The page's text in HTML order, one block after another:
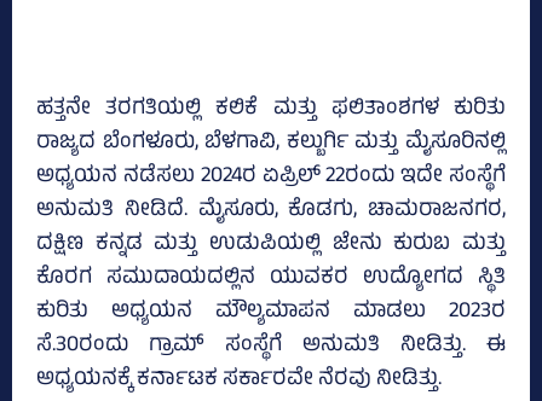
ಹತ್ತನೇ ತರಗತಿಯಲ್ಲಿ ಕಲಿಕೆ ಮತ್ತು ಫಲಿತಾಂಶಗಳ ಕುರಿತು
ರಾಜ್ಯದ ಬೆಂಗಳೂರು, ಬೆಳಗಾವಿ, ಕಲ್ಬುರ್ಗಿ ಮತ್ತು ಮೈಸೂರಿನಲ್ಲಿ
ಅಧ್ಯಯನ ನಡೆಸಲು 2024ರ ಏಪ್ರಿಲ್‌ 22ರಂದು ಇದೇ ಸಂಸ್ಥೆಗೆ
ಅನುಮತಿ ನೀಡಿದೆ. ಮೈಸೂರು, ಕೊಡಗು, ಚಾಮರಾಜನಗರ,
ದಕ್ಷಿಣ ಕನ್ನಡ ಮತ್ತು ಉಡುಪಿಯಲ್ಲಿ ಜೇನು ಕುರುಬ ಮತ್ತು
ಕೊರಗ ಸಮುದಾಯದಲ್ಲಿನ ಯುವಕರ ಉದ್ಯೋಗದ ಸ್ಥಿತಿ
ಕುರಿತು ಅಧ್ಯಯನ ಮೌಲ್ಯಮಾಪನ ಮಾಡಲು 2023ರ
ಸೆ.30ರಂದು ಗ್ರಾಮ್‌ ಸಂಸ್ಥೆಗೆ ಅನುಮತಿ ನೀಡಿತ್ತು. ಈ
ಅಧ್ಯಯನಕ್ಕೆ ಕರ್ನಾಟಕ ಸರ್ಕಾರವೇ ನೆರವು ನೀಡಿತ್ತು.